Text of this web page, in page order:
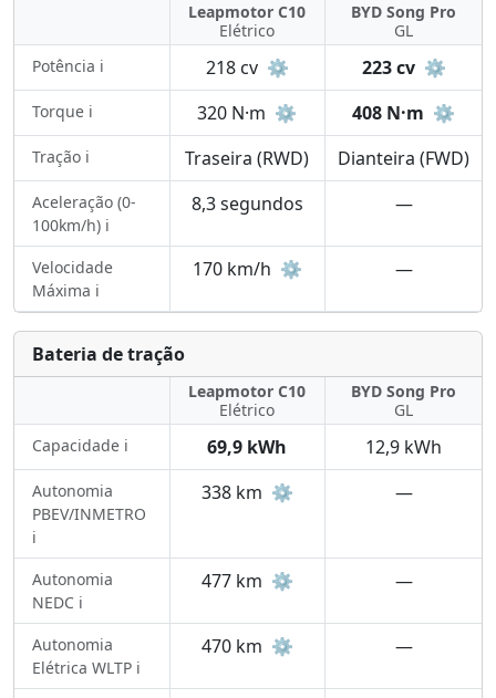
Leapmotor C10
Elétrico
BYD Song Pro
GL
Potência ℹ️
218 cv ⚙️ 223 cv ⚙️
Torque ℹ️ 320 N·m ⚙️ 408 N·m ⚙️
Tração ℹ️ Traseira (RWD) Dianteira (FWD)
Aceleração (0-
100km/h) ℹ️
8,3 segundos —
Velocidade
Máxima ℹ️
170 km/h ⚙️ —
Bateria de tração
Leapmotor C10
Elétrico
BYD Song Pro
GL
Capacidade ℹ️
69,9 kWh 12,9 kWh
Autonomia
PBEV/INMETRO
ℹ️
338 km ⚙️ —
Autonomia
NEDC ℹ️
477 km ⚙️ —
Autonomia
Elétrica WLTP ℹ️
470 km ⚙️ —